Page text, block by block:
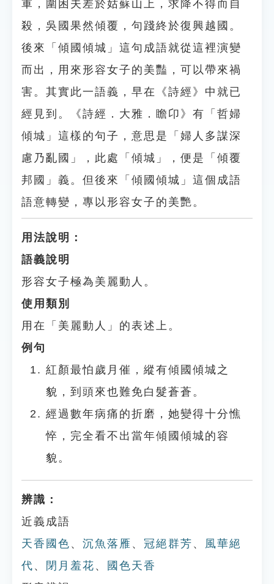
軍，圍困夫差於姑蘇山上，求降不得而自
殺，吳國果然傾覆，句踐終於復興越國。
後來「傾國傾城」這句成語就從這裡演變
而出，用來形容女子的美豔，可以帶來禍
害。其實此一語義，早在《詩經》中就已
經見到。《詩經．大雅．瞻卬》有「哲婦
傾城」這樣的句子，意思是「婦人多謀深
慮乃亂國」，此處「傾城」，便是「傾覆
邦國」義。但後來「傾國傾城」這個成語
語意轉變，專以形容女子的美艷。
用法說明：
語義說明
形容女子極為美麗動人。
使用類別
用在「美麗動人」的表述上。
例句
紅顏最怕歲月催，縱有傾國傾城之
貌，到頭來也難免白髮蒼蒼。
經過數年病痛的折磨，她變得十分憔
悴，完全看不出當年傾國傾城的容
貌。
辨識：
近義成語
天香國色 、 沉魚落雁 、 冠絕群芳 、 風華絕
代 、 閉月羞花 、
國色天香